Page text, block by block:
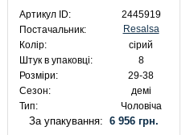
Артикул ID:
2445919
Постачальник:
Resalsa
Колір:
сірий
Штук в упаковці:
8
Розміри:
29-38
Сезон:
демі
Тип:
Чоловіча
За упакування: 6 956 грн.